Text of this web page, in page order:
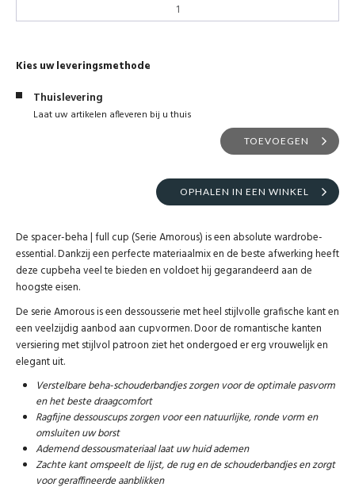
Kies uw leveringsmethode
Thuislevering
Laat uw artikelen afleveren bij u thuis
TOEVOEGEN
OPHALEN IN EEN WINKEL
De spacer-beha | full cup (Serie Amorous) is een absolute wardrobe-
essential. Dankzij een perfecte materiaalmix en de beste afwerking heeft
deze cupbeha veel te bieden en voldoet hij gegarandeerd aan de
hoogste eisen.
De serie Amorous is een dessousserie met heel stijlvolle grafische kant en
een veelzijdig aanbod aan cupvormen. Door de romantische kanten
versiering met stijlvol patroon ziet het ondergoed er erg vrouwelijk en
elegant uit.
Verstelbare beha-schouderbandjes zorgen voor de optimale pasvorm
en het beste draagcomfort
Ragfijne dessouscups zorgen voor een natuurlijke, ronde vorm en
omsluiten uw borst
Ademend dessousmateriaal laat uw huid ademen
Zachte kant omspeelt de lijst, de rug en de schouderbandjes en zorgt
voor geraffineerde aanblikken